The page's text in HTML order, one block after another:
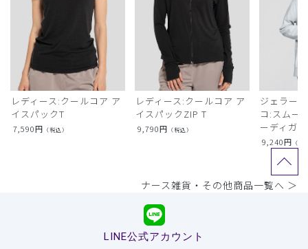
レディース:クールコア ア
イスパックT
7,590円 （税込）
レディース:クールコア ア
イスパックZIP T
9,790円 （税込）
ジェラー
コ:スムー
ーディガン
9,240円 （税
ナース雑貨・その他商品一覧へ ＞
LINE公式アカウント